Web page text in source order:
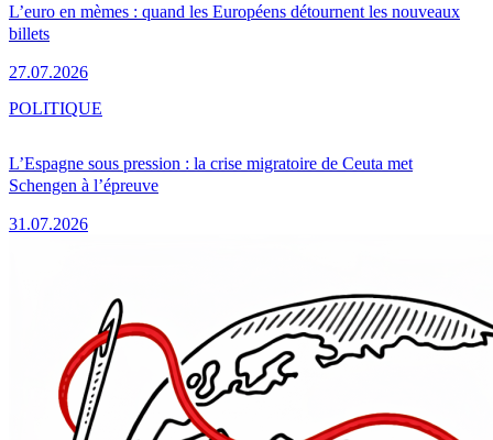
L’euro en mèmes : quand les Européens détournent les nouveaux
billets
27.07.2026
L’Espagne sous pression : la crise migratoire de Ceuta met
Schengen à l’épreuve
31.07.2026
POLITIQUE